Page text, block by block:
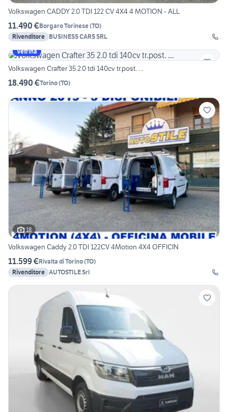
Volkswagen CADDY 2.0 TDI 122 CV 4X4 4 MOTION - ALL
11.490 €Borgaro Torinese(TO)
Rivenditore BUSINESS CARS SRL
Vetrina
Volkswagen Crafter 35 2.0 tdi 140cv tr.post. ...
18.490 €Torino(TO)
18
Volkswagen Caddy 2.0 TDI 122CV 4Motion 4X4 OFFICIN
11.599 €Rivalta di Torino(TO)
Rivenditore AUTOSTILE Srl